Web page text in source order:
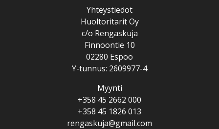
Yhteystiedot
Huoltoritarit Oy
c/o Rengaskuja
Finnoontie 10
02280 Espoo
Y-tunnus: 2609977-4
Myynti
+358 45 2662 000
+358 45 1826 013
rengaskuja@gmail.com